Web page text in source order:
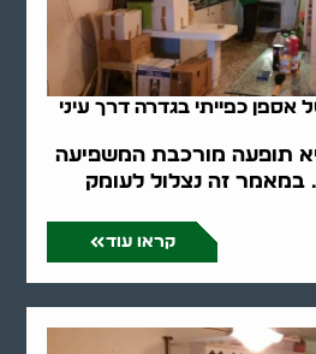
כפייתי בגדרה דרך עיני
תופעה מורכבת המשפיעה
במאמר זה נצלול לעומק
קראו עוד